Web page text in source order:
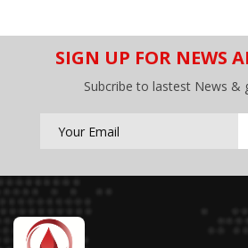
SIGN UP FOR NEWS
Subcribe to lastest News &